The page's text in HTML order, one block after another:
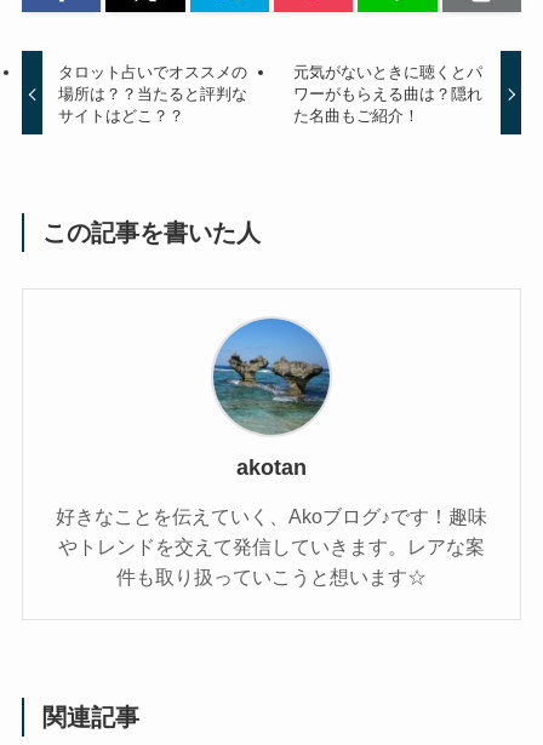
タロット占いでオススメの
場所は？？当たると評判な
サイトはどこ？？
元気がないときに聴くとパ
ワーがもらえる曲は？隠れ
た名曲もご紹介！
この記事を書いた人
akotan
好きなことを伝えていく、Akoブログ♪です！趣味
やトレンドを交えて発信していきます。レアな案
件も取り扱っていこうと想います☆
関連記事